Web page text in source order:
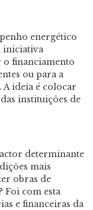
energético
iniciativa
o financiamento
ou para a
A ideia é colocar
instituições de
determinante
mais
obras de
Foi com esta
e financeiras da